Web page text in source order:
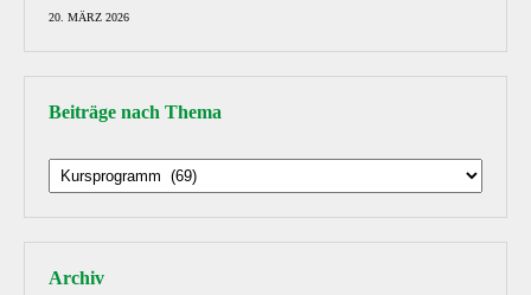
20. MÄRZ 2026
Beiträge nach Thema
Beiträge
nach
Thema
Archiv